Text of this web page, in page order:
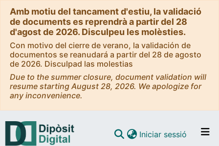
Amb motiu del tancament d'estiu, la validació
de documents es reprendrà a partir del 28
d'agost de 2026. Disculpeu les molèsties.
Con motivo del cierre de verano, la validación de
documentos se reanudará a partir del 28 de agosto
de 2026. Disculpad las molestias
Due to the summer closure, document validation will
resume starting August 28, 2026. We apologize for
any inconvenience.
Iniciar sessió (current)